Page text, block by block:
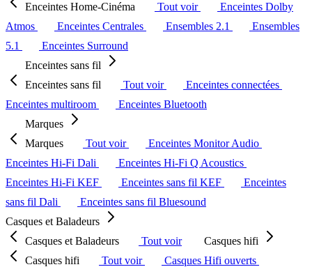
Enceintes Home-Cinéma
Tout voir
Enceintes Dolby
Atmos
Enceintes Centrales Ensembles 2.1
Ensembles
5.1
Enceintes Surround
Enceintes sans fil
Enceintes sans fil
Tout voir
Enceintes connectées
Enceintes multiroom
Enceintes Bluetooth
Marques
Marques
Tout voir
Enceintes Monitor Audio
Enceintes Hi-Fi Dali
Enceintes Hi-Fi Q Acoustics
Enceintes Hi-Fi KEF
Enceintes sans fil KEF
Enceintes
sans fil Dali
Enceintes sans fil Bluesound
Casques et Baladeurs
Casques et Baladeurs
Tout voir
Casques hifi
Casques hifi
Tout voir
Casques Hifi ouverts